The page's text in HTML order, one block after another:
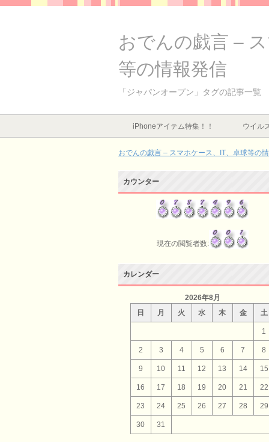
おでんの戯言 –
等の情報発信
「ジャパンオープン」タグの記事一覧
iPhoneアイテム特集！！ ウイル
おでんの戯言 – スマホケース、IT、卓球等の
カウンター
現在の閲覧者数:
カレンダー
2026年8月
日
月 火 水 木 金 土
1
2 3 4 5 6 7 8
9 10 11 12 13 14 15
16 17 18 19 20 21 22
23 24 25 26 27 28 29
30 31